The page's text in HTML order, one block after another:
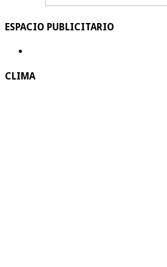
ESPACIO PUBLICITARIO
CLIMA